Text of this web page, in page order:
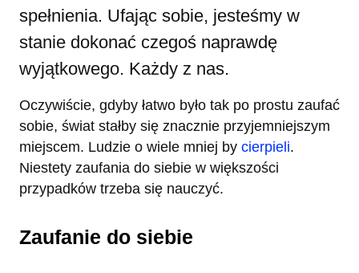
spełnienia. Ufając sobie, jesteśmy w
stanie dokonać czegoś naprawdę
wyjątkowego. Każdy z nas.
Oczywiście, gdyby łatwo było tak po prostu zaufać
sobie, świat stałby się znacznie przyjemniejszym
miejscem. Ludzie o wiele mniej by cierpieli.
Niestety zaufania do siebie w większości
przypadków trzeba się nauczyć.
Zaufanie do siebie